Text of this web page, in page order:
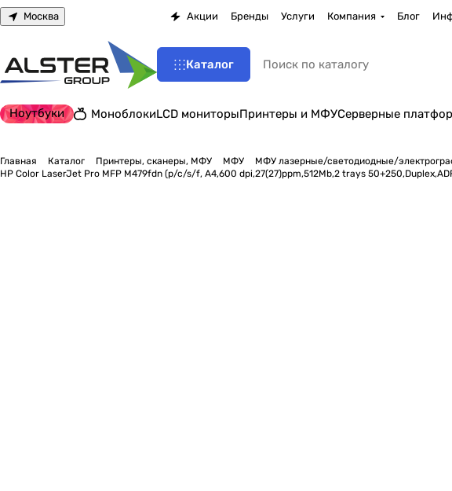
Москва Акции Бренды Услуги Компания Блог
Каталог
Ноутбуки МоноблокиLCD мониторыПринтеры и МФУСерверные
Главная Каталог Принтеры, сканеры, МФУ МФУ МФУ лазерные/светодиодные/
HP Color LaserJet Pro MFP M479fdn (p/c/s/f, A4,600 dpi,27(27)ppm,512Mb,2 trays